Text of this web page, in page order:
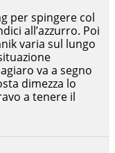
per spingere col
all’azzurro. Poi
varia sul lungo
va a segno
dimezza lo
a tenere il